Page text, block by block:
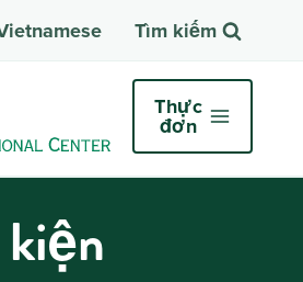
Tìm kiếm
Thực
đơn